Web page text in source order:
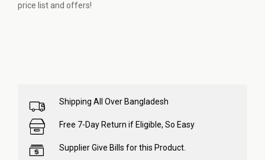
price list and offers!
Shipping All Over Bangladesh
Free 7-Day Return if Eligible, So Easy
Supplier Give Bills for this Product.